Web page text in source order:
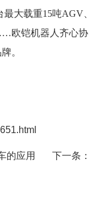
大载重15吨AGV、
欧铠机器人齐心协
。
的应用
下一条：